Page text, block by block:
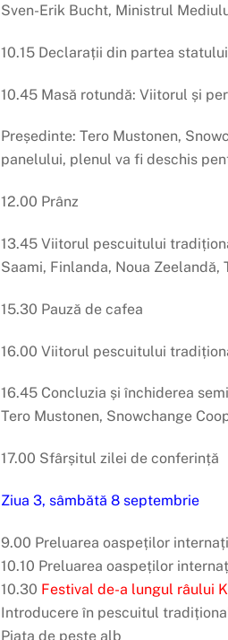
Sven-Erik Bucht, Ministrul
10.15 Declarații din partea
10.45 Masă rotundă: Viitorul și
Președinte: Tero Mustonen,
panelului, plenul va fi deschis
12.00 Prânz
13.45 Viitorul pescuitului
Saami, Finlanda, Noua Zeelandă,
15.30 Pauză de cafea
16.00 Viitorul pescuitului
16.45 Concluzia și închiderea
Tero Mustonen, Snowchange
17.00 Sfârșitul zilei de conferință
Ziua 3, sâmbătă 8 septembrie
9.00 Preluarea oaspeților
10.10 Preluarea oaspeților
10.30 Festival de-a lungul râului
Introducere în pescuitul
Piața de pește alb